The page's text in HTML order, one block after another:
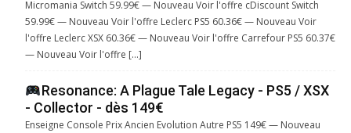
Micromania Switch 59.99€ — Nouveau Voir l'offre cDiscount Switch
59.99€ — Nouveau Voir l'offre Leclerc PS5 60.36€ — Nouveau Voir
l'offre Leclerc XSX 60.36€ — Nouveau Voir l'offre Carrefour PS5 60.37€
— Nouveau Voir l'offre […]
Resonance: A Plague Tale Legacy - PS5 / XSX
- Collector - dès 149€
Enseigne Console Prix Ancien Evolution Autre PS5 149€ — Nouveau